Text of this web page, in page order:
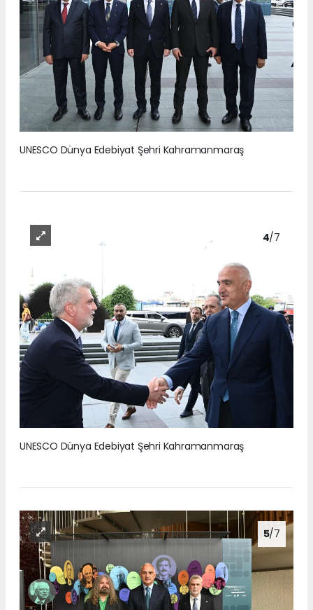
UNESCO Dünya Edebiyat Şehri Kahramanmaraş
4/7
UNESCO Dünya Edebiyat Şehri Kahramanmaraş
5/7